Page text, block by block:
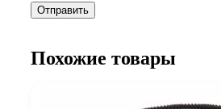
Похожие товары